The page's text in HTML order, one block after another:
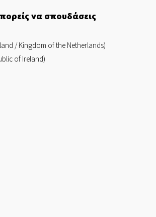
να σπουδάσεις
/ Kingdom of the Netherlands)
of Ireland)